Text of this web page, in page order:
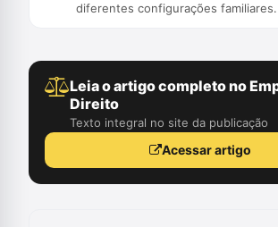
diferentes configurações familiares.
Leia o artigo completo no
Direito
Texto integral no site da publicação
Acessar artigo